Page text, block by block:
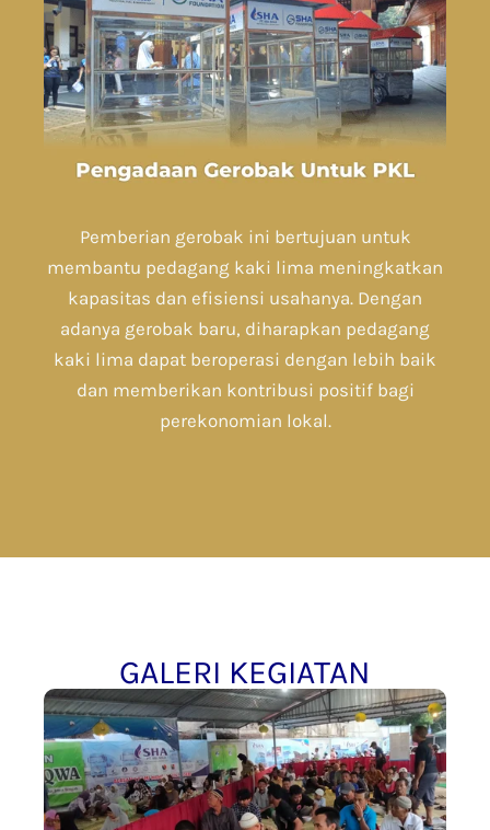
Pemberian gerobak ini bertujuan untuk
membantu pedagang kaki lima meningkatkan
kapasitas dan efisiensi usahanya. Dengan
adanya gerobak baru, diharapkan pedagang
kaki lima dapat beroperasi dengan lebih baik
dan memberikan kontribusi positif bagi
perekonomian lokal.
GALERI KEGIATAN